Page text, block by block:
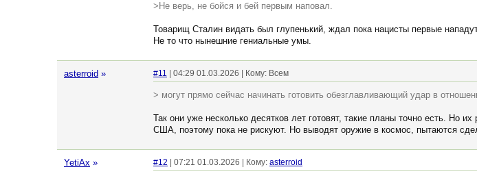
>Не верь, не бойся и бей первым наповал.
Товарищ Сталин видать был глупенький, ждал пока нацисты первые
Не то что нынешние гениальные умы.
asterroid » #11 | 04:29 01.03.2026 | Кому: Всем
> могут прямо сейчас начинать готовить обезглавливающий удар в
Так они уже несколько десятков лет готовят, такие планы точно есть. Но
США, поэтому пока не рискуют. Но выводят оружие в космос, пытаются
YetiAx » #12 | 07:21 01.03.2026 | Кому: asterroid